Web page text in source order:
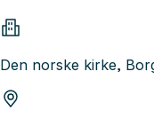
Den norske kirke,